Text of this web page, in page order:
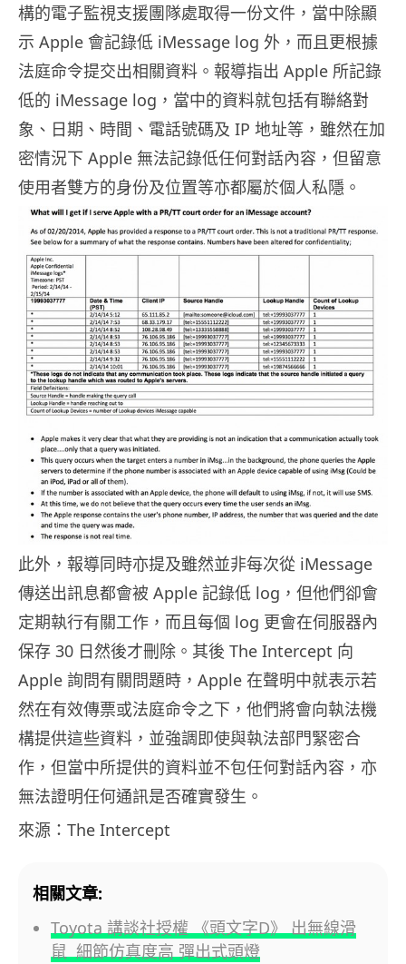
構的電子監視支援團隊處取得一份文件，當中除顯
示 Apple 會記錄低 iMessage log 外，而且更根據
法庭命令提交出相關資料。報導指出 Apple 所記錄
低的 iMessage log，當中的資料就包括有聯絡對
象、日期、時間、電話號碼及 IP 地址等，雖然在加
密情況下 Apple 無法記錄低任何對話內容，但留意
使用者雙方的身份及位置等亦都屬於個人私隱。
此外，報導同時亦提及雖然並非每次從 iMessage
傳送出訊息都會被 Apple 記錄低 log，但他們卻會
定期執行有關工作，而且每個 log 更會在伺服器內
保存 30 日然後才刪除。其後 The Intercept 向
Apple 詢問有關問題時，Apple 在聲明中就表示若
然在有效傳票或法庭命令之下，他們將會向執法機
構提供這些資料，並強調即使與執法部門緊密合
作，但當中所提供的資料並不包任何對話內容，亦
無法證明任何通訊是否確實發生。
來源：The Intercept
相關文章:
Toyota 講談社授權 《頭文字D》 出無線滑
鼠 細節仿真度高 彈出式頭燈